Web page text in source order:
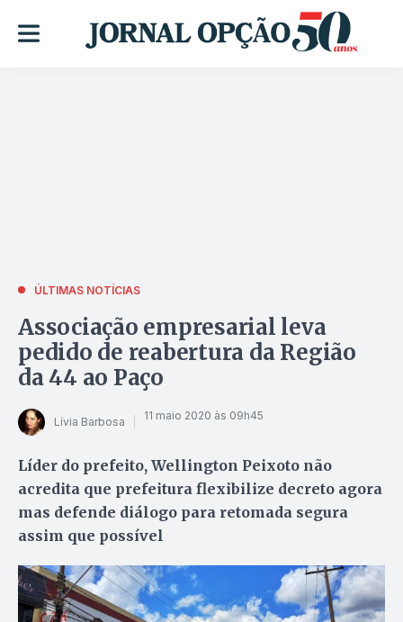
ÚLTIMAS NOTÍCIAS
Associação empresarial leva
pedido de reabertura da Região
da 44 ao Paço
Lívia Barbosa 11 maio 2020 às 09h45
Líder do prefeito, Wellington Peixoto não
acredita que prefeitura flexibilize decreto agora
mas defende diálogo para retomada segura
assim que possível